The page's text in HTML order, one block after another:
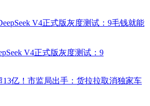
V4正式版灰度测试：9